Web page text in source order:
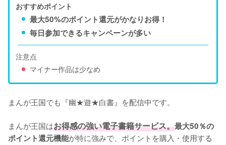
おすすめポイント
最大50%のポイント還元がかなりお得！
毎日参加できるキャンペーンが多い
注意点
マイナー作品は少なめ
まんが王国でも『幽★遊★白書』を配信中です。
まんが王国はお得感の強い電子書籍サービス。最大50％の
ポイント還元機能が特に強みで、ポイントを購入・使用する